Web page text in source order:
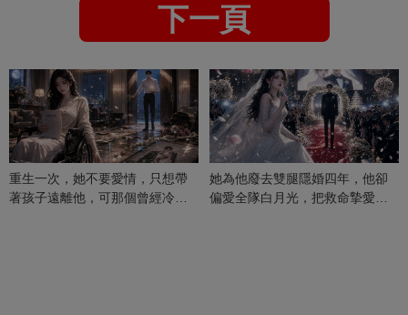
下一頁
重生一次，她不要愛情，只想帶
著孩子遠離他，可那個曾經冷漠
她為他廢去雙腿隱婚四年，他卻
偏愛全隊白月光，把救命摯愛當